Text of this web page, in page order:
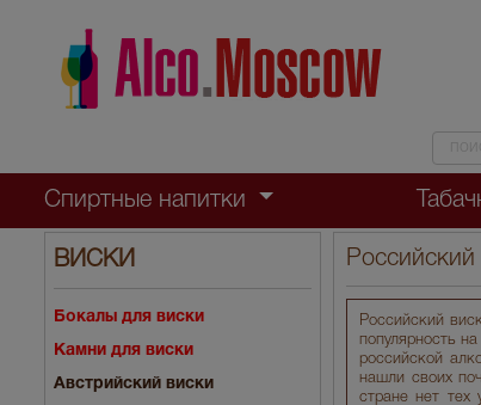
Спиртные напитки
ВИСКИ
Бокалы для виски
Камни для виски
Австрийский виски
Российский
Российский
популярность
российской
нашли своих
стране нет тех